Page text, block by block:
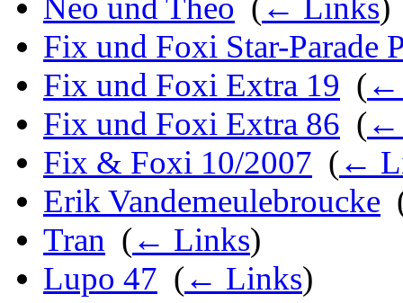
Neo und Theo (← Links)
Fix und Foxi Star-Parade
Fix und Foxi Extra 19 (←
Fix und Foxi Extra 86 (←
Fix & Foxi 10/2007 (←
Erik Vandemeulebroucke
Tran (← Links)
Lupo 47 (← Links)